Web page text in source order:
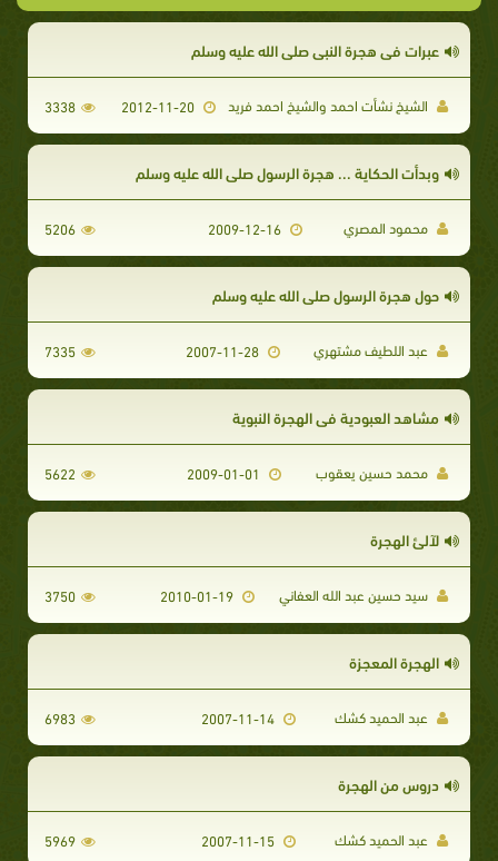
عبرات فى هجرة النبي صلى الله عليه وسلم
الشيخ نشأت احمد والشيخ احمد فريد 3338
وبدأت الحكاية ... هجرة الرسول صلى الله عليه وسلم
محمود المصري 5206
حول هجرة الرسول صلى الله عليه وسلم
عبد اللطيف مشتهري 2007-11-28
7335
مشاهد العبودية في الهجرة النبوية
محمد حسين يعقوب 5622
لآلئ الهجرة
سيد حسين عبد الله العفاني 2010-01-19
3750
الهجرة المعجزة
عبد الحميد كشك 6983
دروس من الهجرة
عبد الحميد كشك 5969